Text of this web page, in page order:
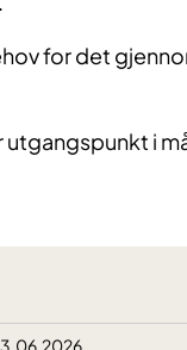
for det
utgangspunkt i